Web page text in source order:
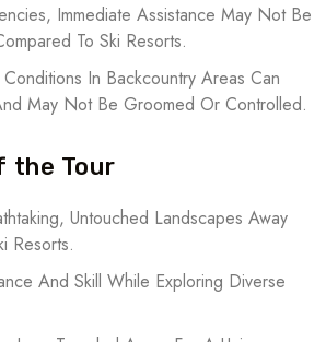
Immediate Assistance May Not Be
To Ski Resorts.
In Backcountry Areas Can
May Not Be Groomed Or Controlled.
the Tour
Untouched Landscapes Away
Resorts.
And Skill While Exploring Diverse